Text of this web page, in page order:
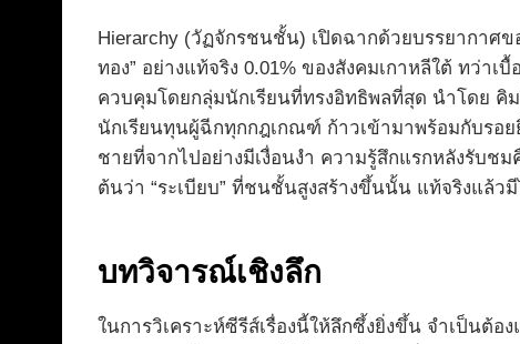
Hierarchy (วัฏจักรชนชั้น) เปิดฉากด้วยบรรยากา
ทอง” อย่างแท้จริง 0.01% ของสังคมเกาหลีใต้ ทว่า
ควบคุมโดยกลุ่มนักเรียนที่ทรงอิทธิพลที่สุด นำโดย คิ
นักเรียนทุนผู้ฉีกทุกกฎเกณฑ์ ก้าวเข้ามาพร้อมกับรอ
ชายที่จากไปอย่างมีเงื่อนงำ ความรู้สึกแรกหลังรับช
ต้นว่า “ระเบียบ” ที่ชนชั้นสูงสร้างขึ้นนั้น แท้จริงแล้ว
บทวิจารณ์เชิงลึก
ในการวิเคราะห์ซีรีส์เรื่องนี้ให้ลึกซึ้งยิ่งขึ้น จำเป็นต้อ